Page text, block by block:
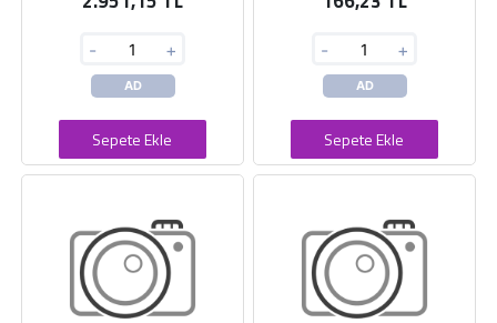
- +
AD
Sepete Ekle
- +
AD
Sepete Ekle